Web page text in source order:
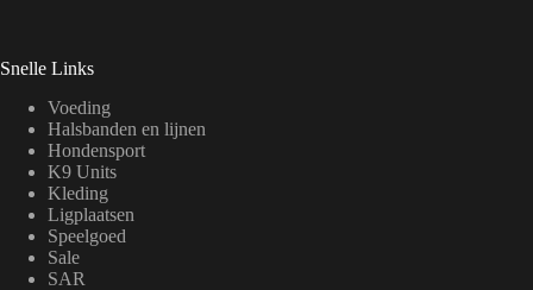
Snelle Links
Voeding
Halsbanden en lijnen
Hondensport
K9 Units
Kleding
Ligplaatsen
Speelgoed
Sale
SAR